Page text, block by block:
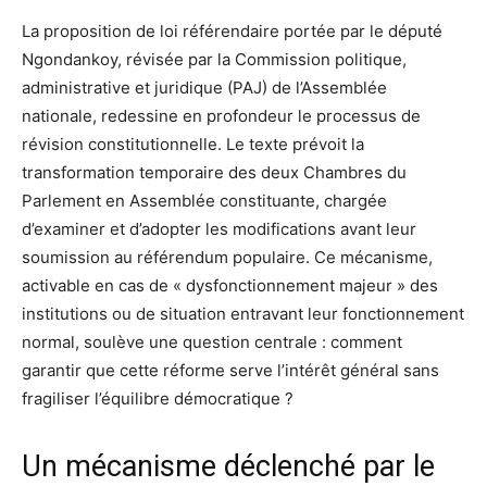
La proposition de loi référendaire portée par le député
Ngondankoy, révisée par la Commission politique,
administrative et juridique (PAJ) de l’Assemblée
nationale, redessine en profondeur le processus de
révision constitutionnelle. Le texte prévoit la
transformation temporaire des deux Chambres du
Parlement en Assemblée constituante, chargée
d’examiner et d’adopter les modifications avant leur
soumission au référendum populaire. Ce mécanisme,
activable en cas de « dysfonctionnement majeur » des
institutions ou de situation entravant leur fonctionnement
normal, soulève une question centrale : comment
garantir que cette réforme serve l’intérêt général sans
fragiliser l’équilibre démocratique ?
Un mécanisme déclenché par le